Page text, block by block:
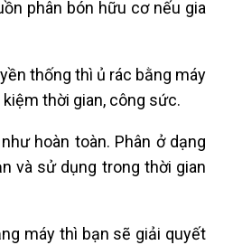
phân bón hữu cơ nếu gia
thống thì ủ rác bằng máy
thời gian, công sức.
hoàn toàn. Phân ở dạng
và sử dụng trong thời gian
máy thì bạn sẽ giải quyết